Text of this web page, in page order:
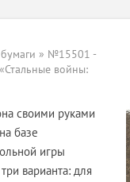
» №15501 -
войны:
своими руками
базе
игры
варианта: для